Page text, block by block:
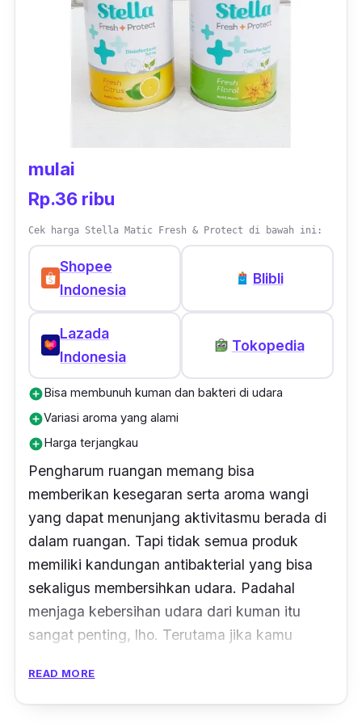
bertahan hingga 60 hari lamanya. Pembelian
produk ini sudah termasuk dengan baterai
AAA yang praktis digunakan. Dengan bentuk
unik serta kualitasnya ini, harga pengharum
ruangan otomatis Glade dibanderol murah di
mulai
Rp.36 ribu
Cek harga Stella Matic Fresh & Protect di bawah ini:
Shopee
Indonesia
Blibli
Lazada
Indonesia
Tokopedia
add_circleBisa membunuh kuman dan bakteri di udara
add_circleVariasi aroma yang alami
add_circleHarga terjangkau
Pengharum ruangan memang bisa
memberikan kesegaran serta aroma wangi
yang dapat menunjang aktivitasmu berada di
dalam ruangan. Tapi tidak semua produk
memiliki kandungan antibakterial yang bisa
sekaligus membersihkan udara. Padahal
menjaga kebersihan udara dari kuman itu
sangat penting, lho. Terutama jika kamu
READ MORE